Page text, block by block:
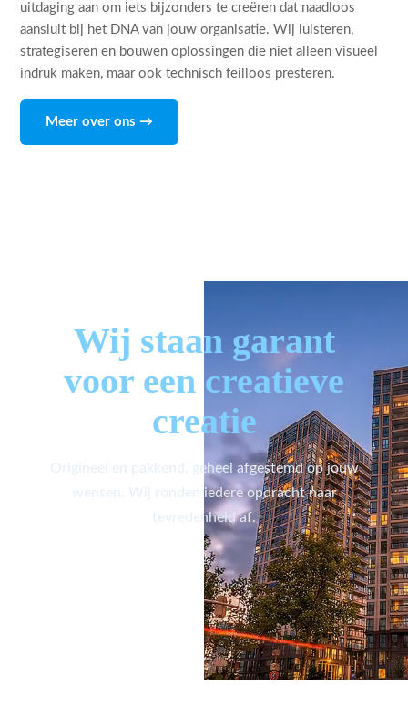
uitdaging aan om iets bijzonders te creëren dat naadloos
aansluit bij het DNA van jouw organisatie. Wij luisteren,
strategiseren en bouwen oplossingen die niet alleen visueel
indruk maken, maar ook technisch feilloos presteren.
Meer over ons →
Wij staan garant
voor een creatieve
creatie
Origineel en pakkend, geheel afgestemd op jouw
wensen. Wij ronden iedere opdracht naar
tevredenheid af.